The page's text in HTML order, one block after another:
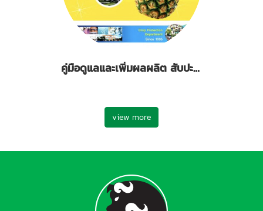
คู่มือดูแลและเพิ่มผลผลิต สับปะรด
view more